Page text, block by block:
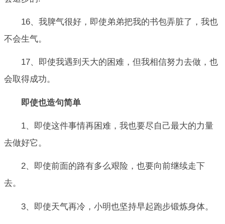
16、我脾气很好，即使弟弟把我的书包弄脏了，我也
不会生气。
17、即使我遇到天大的困难，但我相信努力去做，也
会取得成功。
即使也造句简单
1、即使这件事情再困难，我也要尽自己最大的力量
去做好它。
2、即使前面的路有多么艰险，也要向前继续走下
去。
3、即使天气再冷，小明也坚持早起跑步锻炼身体。